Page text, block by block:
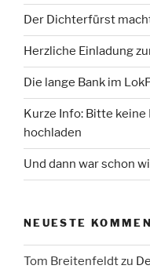
Der Dichterfürst
Herzliche Einladung
Die lange Bank im
Kurze Info: Bitte keine
hochladen
Und dann war schon
NEUESTE
Tom Breitenfeldtzu